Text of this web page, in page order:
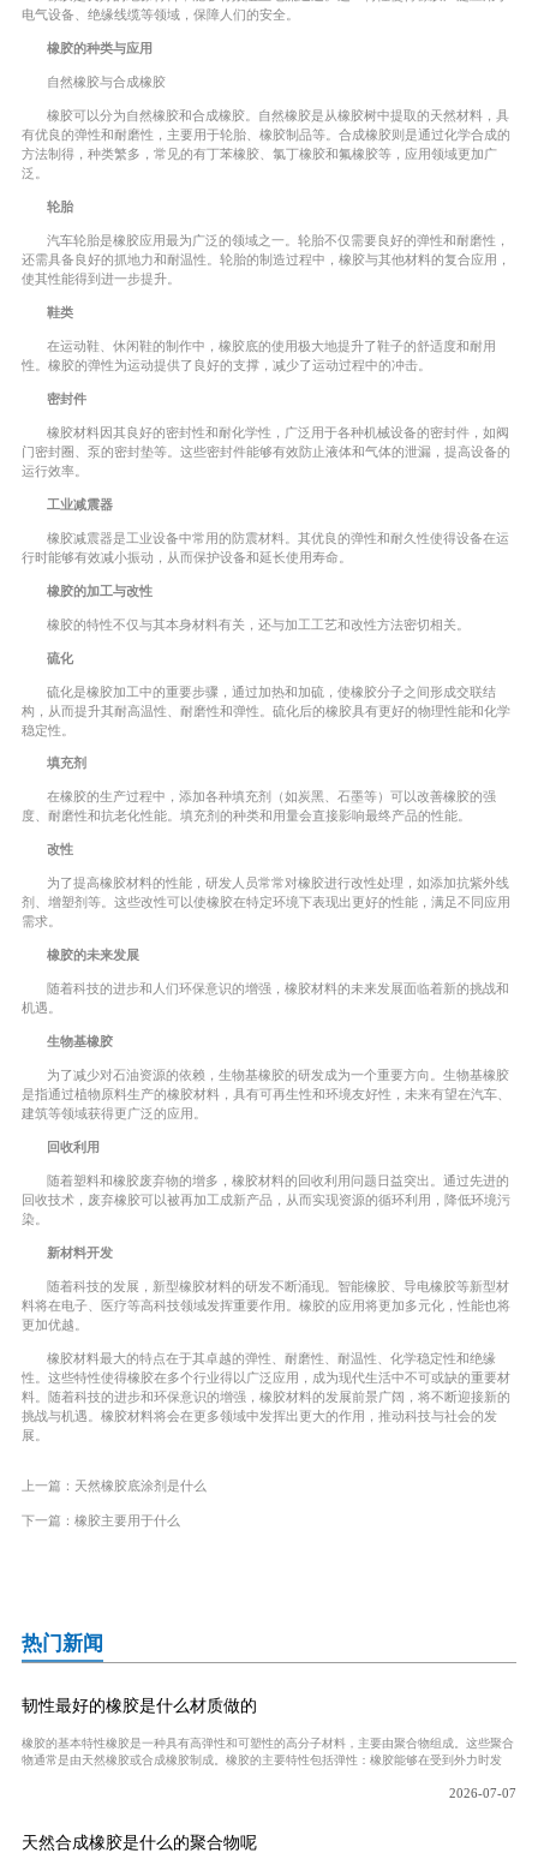
电气设备、绝缘线缆等领域，保障人们的安全。
橡胶的种类与应用
自然橡胶与合成橡胶
橡胶可以分为自然橡胶和合成橡胶。自然橡胶是从橡胶树中提取的天然材料，具
有优良的弹性和耐磨性，主要用于轮胎、橡胶制品等。合成橡胶则是通过化学合成的
方法制得，种类繁多，常见的有丁苯橡胶、氯丁橡胶和氟橡胶等，应用领域更加广
泛。
轮胎
汽车轮胎是橡胶应用最为广泛的领域之一。轮胎不仅需要良好的弹性和耐磨性，
还需具备良好的抓地力和耐温性。轮胎的制造过程中，橡胶与其他材料的复合应用，
使其性能得到进一步提升。
鞋类
在运动鞋、休闲鞋的制作中，橡胶底的使用极大地提升了鞋子的舒适度和耐用
性。橡胶的弹性为运动提供了良好的支撑，减少了运动过程中的冲击。
密封件
橡胶材料因其良好的密封性和耐化学性，广泛用于各种机械设备的密封件，如阀
门密封圈、泵的密封垫等。这些密封件能够有效防止液体和气体的泄漏，提高设备的
运行效率。
工业减震器
橡胶减震器是工业设备中常用的防震材料。其优良的弹性和耐久性使得设备在运
行时能够有效减小振动，从而保护设备和延长使用寿命。
橡胶的加工与改性
橡胶的特性不仅与其本身材料有关，还与加工工艺和改性方法密切相关。
硫化
硫化是橡胶加工中的重要步骤，通过加热和加硫，使橡胶分子之间形成交联结
构，从而提升其耐高温性、耐磨性和弹性。硫化后的橡胶具有更好的物理性能和化学
稳定性。
填充剂
在橡胶的生产过程中，添加各种填充剂（如炭黑、石墨等）可以改善橡胶的强
度、耐磨性和抗老化性能。填充剂的种类和用量会直接影响最终产品的性能。
改性
为了提高橡胶材料的性能，研发人员常常对橡胶进行改性处理，如添加抗紫外线
剂、增塑剂等。这些改性可以使橡胶在特定环境下表现出更好的性能，满足不同应用
需求。
橡胶的未来发展
随着科技的进步和人们环保意识的增强，橡胶材料的未来发展面临着新的挑战和
机遇。
生物基橡胶
为了减少对石油资源的依赖，生物基橡胶的研发成为一个重要方向。生物基橡胶
是指通过植物原料生产的橡胶材料，具有可再生性和环境友好性，未来有望在汽车、
建筑等领域获得更广泛的应用。
回收利用
随着塑料和橡胶废弃物的增多，橡胶材料的回收利用问题日益突出。通过先进的
回收技术，废弃橡胶可以被再加工成新产品，从而实现资源的循环利用，降低环境污
染。
新材料开发
随着科技的发展，新型橡胶材料的研发不断涌现。智能橡胶、导电橡胶等新型材
料将在电子、医疗等高科技领域发挥重要作用。橡胶的应用将更加多元化，性能也将
更加优越。
橡胶材料最大的特点在于其卓越的弹性、耐磨性、耐温性、化学稳定性和绝缘
性。这些特性使得橡胶在多个行业得以广泛应用，成为现代生活中不可或缺的重要材
料。随着科技的进步和环保意识的增强，橡胶材料的发展前景广阔，将不断迎接新的
挑战与机遇。橡胶材料将会在更多领域中发挥出更大的作用，推动科技与社会的发
展。
上一篇： 天然橡胶底涂剂是什么
下一篇： 橡胶主要用于什么
热门新闻
韧性最好的橡胶是什么材质做的
橡胶的基本特性橡胶是一种具有高弹性和可塑性的高分子材料，主要由聚合物组成。这些聚合
物通常是由天然橡胶或合成橡胶制成。橡胶的主要特性包括弹性：橡胶能够在受到外力时发
2026-07-07
天然合成橡胶是什么的聚合物呢